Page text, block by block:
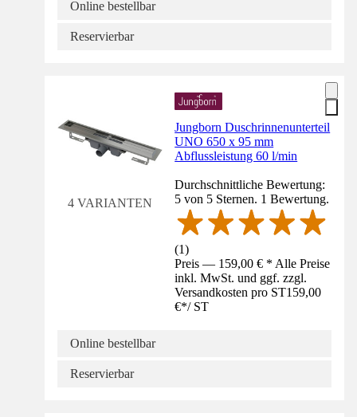
Online bestellbar
Reservierbar
4 VARIANTEN
Jungborn Duschrinnenunterteil
UNO 650 x 95 mm
Abflussleistung 60 l/min
Durchschnittliche Bewertung:
5 von 5 Sternen. 1 Bewertung.
(1)
Preis — 159,00 € * Alle Preise
inkl. MwSt. und ggf. zzgl.
Versandkosten pro ST159,00
€*/ ST
Online bestellbar
Reservierbar